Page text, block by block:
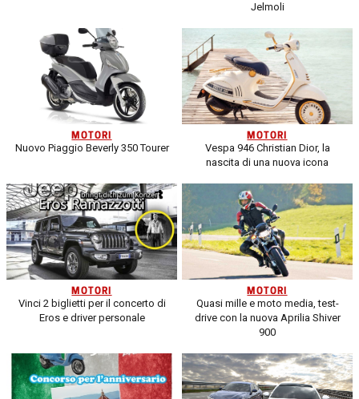
Jelmoli
MOTORI
Nuovo Piaggio Beverly 350 Tourer
MOTORI
Vespa 946 Christian Dior, la
nascita di una nuova icona
MOTORI
Vinci 2 biglietti per il concerto di
Eros e driver personale
MOTORI
Quasi mille e moto media, test-
drive con la nuova Aprilia Shiver
900